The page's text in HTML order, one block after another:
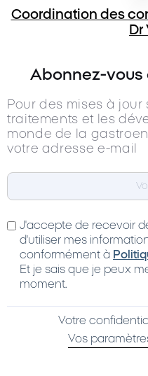
Coordination des
Dr
Abonnez-vous
Pour des mises à jour
traitements et les
monde de la
votre adresse e-mail
J'accepte de recevoir
d'utiliser mes
conformément à
Et je sais que je peux
moment.
Votre
Vos